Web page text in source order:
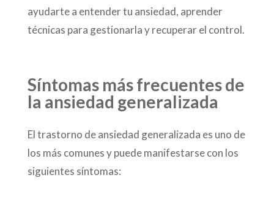
ayudarte a entender tu ansiedad, aprender
técnicas para gestionarla y recuperar el control.
Síntomas más frecuentes de
la ansiedad generalizada
El trastorno de ansiedad generalizada es uno de
los más comunes y puede manifestarse con los
siguientes síntomas: